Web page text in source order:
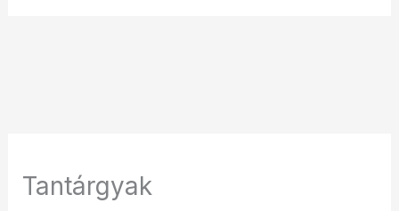
Tantárgyak